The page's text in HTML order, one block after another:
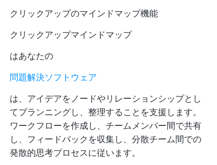
クリックアップのマインドマップ機能
クリックアップマインドマップ
はあなたの
問題解決ソフトウェア
は、アイデアをノードやリレーションシップとし
てプランニングし、整理することを支援します。
ワークフローを作成し、チームメンバー間で共有
し、フィードバックを収集し、分散チーム間での
発散的思考プロセスに従います。